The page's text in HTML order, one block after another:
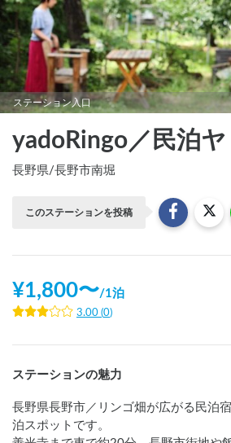
ステーション入口
yadoRingo／民泊
長野県/長野市南堀
このステーションを投稿
¥1,800〜/1泊
3.00 (0)
ステーションの魅力
長野県長野市／リンゴ畑が広がる民泊
泊スポットです。